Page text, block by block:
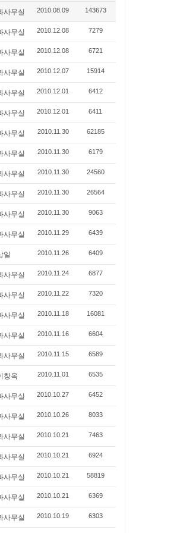
사무실 2010.08.09 143673
사무실 2010.12.08 7279
사무실 2010.12.08 6721
사무실 2010.12.07 15914
사무실 2010.12.01 6412
사무실 2010.12.01 6411
사무실 2010.11.30 62185
사무실 2010.11.30 6179
사무실 2010.11.30 24560
사무실 2010.11.30 26564
사무실 2010.11.30 9063
사무실 2010.11.29 6439
일 2010.11.26 6409
사무실 2010.11.24 6877
사무실 2010.11.22 7320
사무실 2010.11.18 16081
사무실 2010.11.16 6604
사무실 2010.11.15 6589
창옥 2010.11.01 6535
사무실 2010.10.27 6452
사무실 2010.10.26 8033
사무실 2010.10.21 7463
사무실 2010.10.21 6924
사무실 2010.10.21 58819
사무실 2010.10.21 6369
사무실 2010.10.19 6303